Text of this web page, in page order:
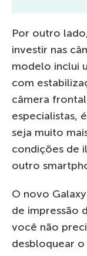
Por outro
investir nas
modelo inclui
com
câmera
especialistas,
seja muito
condições de
outro
O novo
de impressão
você não
desbloquear o